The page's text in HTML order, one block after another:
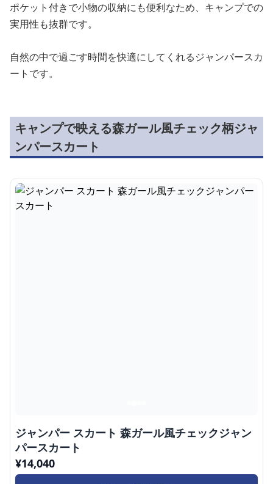
ポケット付きで小物の収納にも便利なため、キャンプでの
実用性も抜群です。
自然の中で過ごす時間を快適にしてくれるジャンパースカ
ートです。
キャンプで映える森ガール風チェック柄ジャ
ンパースカート
ジャンパー スカート 森ガール風チェックジャン
パースカート
¥14,040